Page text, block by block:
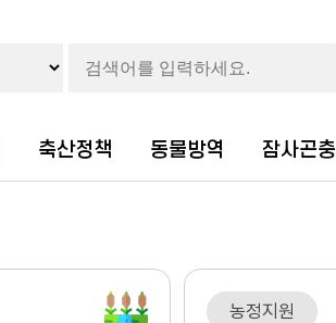
축산정책 동물방역 잠사곤충
농정지원